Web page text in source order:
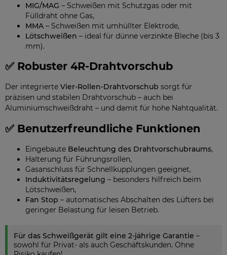
MIG/MAG – Schweißen mit Schutzgas oder mit
Fülldraht ohne Gas,
MMA – Schweißen mit umhüllter Elektrode,
Lötschweißen – ideal für dünne verzinkte Bleche (bis 3
mm).
✅ Robuster 4R-Drahtvorschub
Der integrierte Vier-Rollen-Drahtvorschub sorgt für
präzisen und stabilen Drahtvorschub – auch bei
Aluminiumschweißdraht – und damit für hohe Nahtqualität.
✅ Benutzerfreundliche Funktionen
Eingebaute Beleuchtung des Drahtvorschubraums,
Halterung für Führungsrollen,
Gasanschluss für Schnellkupplungen geeignet,
Induktivitätsregelung – besonders hilfreich beim
Lötschweißen,
Fan Stop – automatisches Abschalten des Lüfters bei
geringer Belastung für leisen Betrieb.
Für das Schweißgerät gilt eine 2-jährige Garantie –
sowohl für Privat- als auch Geschäftskunden. Ohne